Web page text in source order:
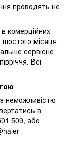
проводять не
комерційних
шостого місяця
сервісне
Всі
неможливістю
в
509, або